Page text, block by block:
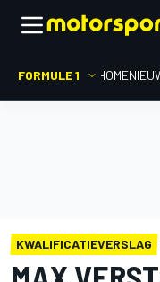
FORMULE 1 HOME
KWALIFICATIEVERSLAG